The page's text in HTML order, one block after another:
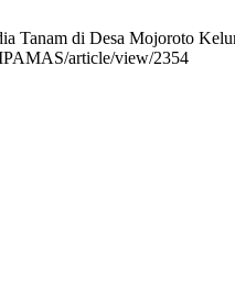
Tanam di Desa Mojoroto
article/view/2354